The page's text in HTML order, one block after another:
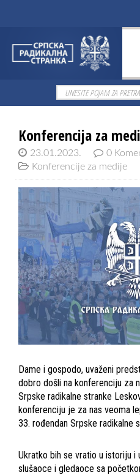
Konferencija za
23.01.2023.
0
Konferencije za medije
Dame i gospodo, uvaženi
dobro došli na konferenciju za
Srpske radikalne stranke
konferenciju je za nas veoma
33. rođendan Srpske radikalne
Ukratko bih se vratio u istoriju i
slušaoce i gledaoce sa